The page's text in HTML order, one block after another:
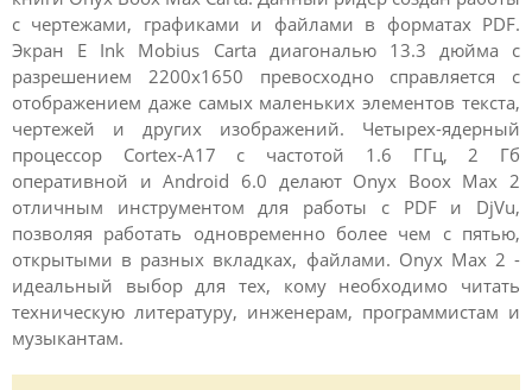
с чертежами, графиками и файлами в форматах PDF.
Экран E Ink Mobius Carta диагональю 13.3 дюйма с
разрешением 2200x1650 превосходно справляется с
отображением даже самых маленьких элементов текста,
чертежей и других изображений. Четырех-ядерный
процессор Cortex-A17 с частотой 1.6 ГГц, 2 Гб
оперативной и Android 6.0 делают Onyx Boox Max 2
отличным инструментом для работы с PDF и DjVu,
позволяя работать одновременно более чем с пятью,
открытыми в разных вкладках, файлами. Onyx Max 2 -
идеальный выбор для тех, кому необходимо читать
техническую литературу, инженерам, программистам и
музыкантам.